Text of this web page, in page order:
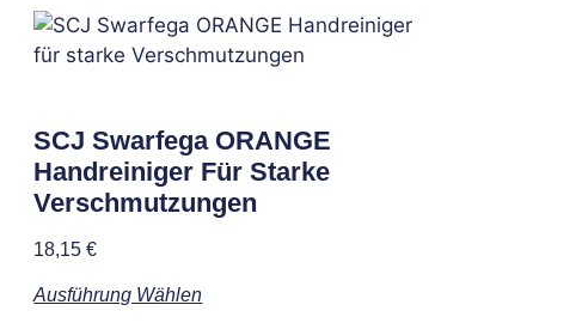
SCJ Swarfega ORANGE
Handreiniger Für Starke
Verschmutzungen
18,15€
Ausführung Wählen